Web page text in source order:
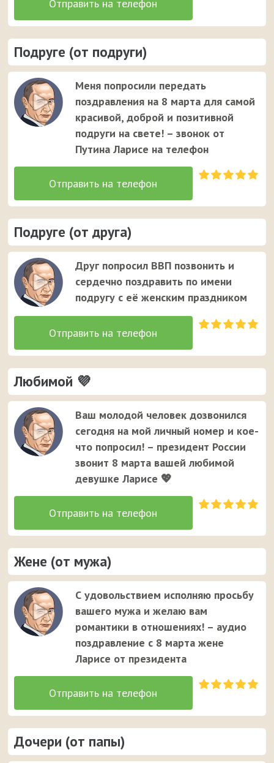
Подруге (от подруги)
Меня попросили передать
поздравления на 8 марта для самой
красивой, доброй и позитивной
подруги на свете! – звонок от
Путина Ларисе на телефон
Подруге (от друга)
Друг попросил ВВП позвонить и
сердечно поздравить по имени
подругу с её женским праздником
Любимой 💜
Ваш молодой человек дозвонился
сегодня на мой личный номер и кое-
что попросил! – президент России
звонит 8 марта вашей любимой
девушке Ларисе 💖
Жене (от мужа)
С удовольствием исполняю просьбу
вашего мужа и желаю вам
романтики в отношениях! – аудио
поздравление с 8 марта жене
Ларисе от президента
Дочери (от папы)